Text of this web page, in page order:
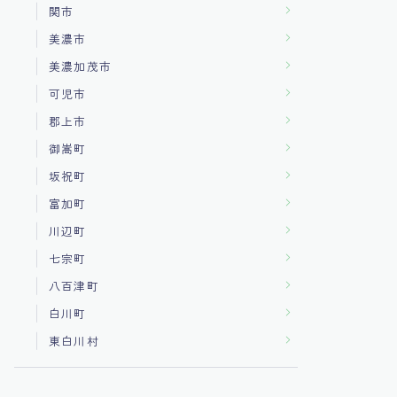
関市
美濃市
美濃加茂市
可児市
郡上市
御嵩町
坂祝町
富加町
川辺町
七宗町
八百津町
白川町
東白川村